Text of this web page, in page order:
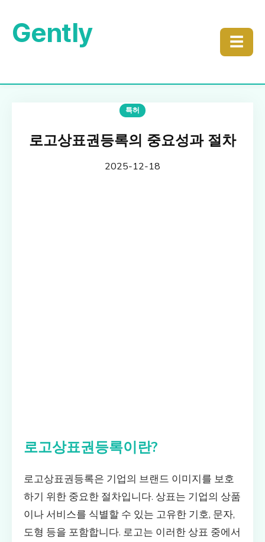
Gently ☰
특허
로고상표권등록의 중요성과 절차
2025-12-18
로고상표권등록이란?
로고상표권등록은 기업의 브랜드 이미지를 보호
하기 위한 중요한 절차입니다. 상표는 기업의 상품
이나 서비스를 식별할 수 있는 고유한 기호, 문자,
도형 등을 포함합니다. 로고는 이러한 상표 중에서